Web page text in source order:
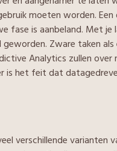
moeten worden.
fase is aanbeland. Met
Zware taken als
Analytics zullen over
is het feit dat
verschillende varianten